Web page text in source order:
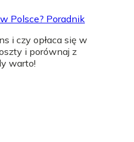
Polsce? Poradnik
i czy opłaca się w
i porównaj z
warto!